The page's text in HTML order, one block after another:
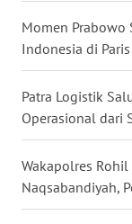
Momen Prabowo
Indonesia di Paris
Patra Logistik
Operasional dari
Wakapolres
Naqsabandiyah,
WN
KALTARA
WN
KALSEL
WN
KALTIM